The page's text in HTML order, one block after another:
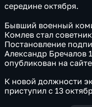
середине октября.
Бывший военный
Комлев стал
Постановление
Александр Бречалов
опубликован на
К новой должности
приступил с 13